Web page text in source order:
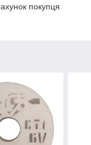
покупця